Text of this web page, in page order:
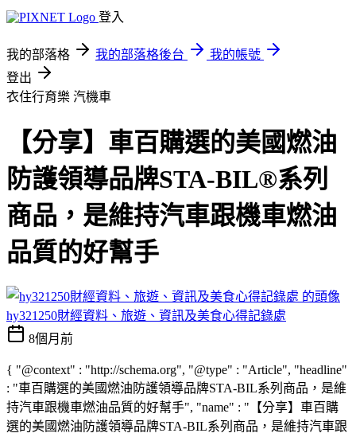
登入
我的部落格 我的部落格後台
我的帳號
登出
衣住行育樂 汽機車
【分享】車百購選的美國燃油
防護領導品牌STA-BIL®系列
商品，是維持汽車跟機車燃油
品質的好幫手
hy321250財經資料、旅遊、資訊及美食心得記錄處
8個月前
{ "@context" : "http://schema.org", "@type" : "Article", "headline"
: "車百購選的美國燃油防護領導品牌STA-BIL系列商品，是維
持汽車跟機車燃油品質的好幫手", "name" : "【分享】車百購
選的美國燃油防護領導品牌STA-BIL系列商品，是維持汽車跟